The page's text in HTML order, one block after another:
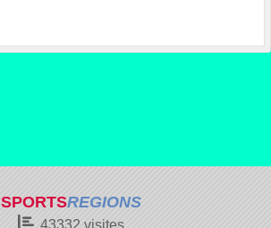
SPORTSREGIONS
43332 visites